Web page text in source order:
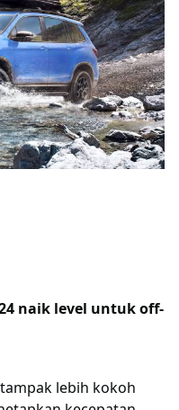
naik level untuk off-
lebih kokoh